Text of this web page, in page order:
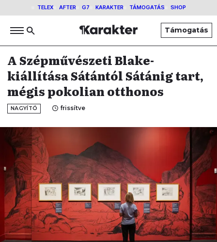
TELEX AFTER G7 KARAKTER TÁMOGATÁS SHOP
Támogatás
A Szépművészeti Blake-
kiállítása Sátántól Sátánig tart,
mégis pokolian otthonos
NAGYÍTÓ frissítve